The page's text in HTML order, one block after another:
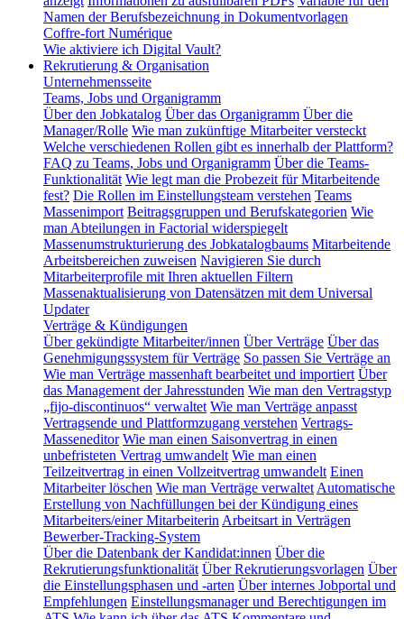
Namen der Berufsbezeichnung in Dokumentvorlagen
Coffre-fort Numérique
Wie aktiviere ich Digital Vault?
Rekrutierung & Organisation
Unternehmensseite
Teams, Jobs und Organigramm
Über den Jobkatalog Über das Organigramm Über die
Manager/Rolle Wie man zukünftige Mitarbeiter versteckt
Welche verschiedenen Rollen gibt es innerhalb der Plattform?
FAQ zu Teams, Jobs und Organigramm Über die Teams-
Funktionalität Wie legt man die Probezeit für Mitarbeitende
fest? Die Rollen im Einstellungsteam verstehen Teams
Massenimport Beitragsgruppen und Berufskategorien Wie
man Abteilungen in Factorial widerspiegelt
Massenumstrukturierung des Jobkatalogbaums Mitarbeitende
Arbeitsbereichen zuweisen Navigieren Sie durch
Mitarbeiterprofile mit Ihren aktuellen Filtern
Massenaktualisierung von Datensätzen mit dem Universal
Updater
Verträge & Kündigungen
Über gekündigte Mitarbeiter/innen Über Verträge Über das
Genehmigungssystem für Verträge So passen Sie Verträge an
Wie man Verträge massenhaft bearbeitet und importiert Über
das Management der Jahresstunden Wie man den Vertragstyp
„fijo-discontinuos“ verwaltet Wie man Verträge anpasst
Vertragsende und Plattformzugang verstehen Vertrags-
Masseneditor Wie man einen Saisonvertrag in einen
unbefristeten Vertrag umwandelt Wie man einen
Teilzeitvertrag in einen Vollzeitvertrag umwandelt Einen
Mitarbeiter löschen Wie man Verträge verwaltet Automatische
Erstellung von Nachfüllungen bei der Kündigung eines
Mitarbeiters/einer Mitarbeiterin Arbeitsart in Verträgen
Bewerber-Tracking-System
Über die Datenbank der Kandidat:innen Über die
Rekrutierungsfunktionalität Über Rekrutierungsvorlagen Über
die Einstellungsphasen und -arten Über internes Jobportal und
Empfehlungen Einstellungsmanager und Berechtigungen im